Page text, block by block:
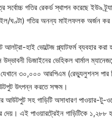
গতির রেকর্ড স্থাপন করেছে ইউ৯
ঘণ্টা) গতির অনন্য মাইলফলক অর্জন কর
আলট্রা-হাই ভোল্টেজ প্ল্যাটফর্ম ব্যবহার করা
ডিজাইনের ভেহিকল থার্মাল
যেখানে ৩০,০০০ আরপিএম (রেভ্যুলুশনস পার
উৎপন্ন করতে সক্ষম।
আউটপুট সহ গাড়িটি অসাধারণ পাওয়ার-টু-
দেয়। এই পাওয়ারট্রেইন গাড়িটিকে